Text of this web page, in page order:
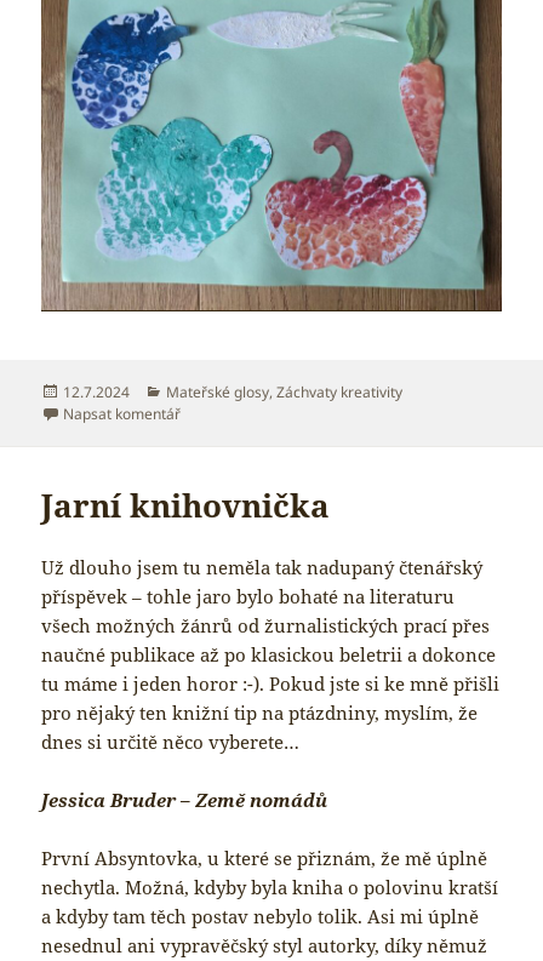
Publikováno:
12.7.2024 Rubriky:
Mateřské glosy,Záchvaty kreativity
Napsat komentářpro text s názvem Tisk bublinkovou fólií
Jarní knihovnička
Už dlouho jsem tu neměla tak nadupaný čtenářský
příspěvek – tohle jaro bylo bohaté na literaturu
všech možných žánrů od žurnalistických prací přes
naučné publikace až po klasickou beletrii a dokonce
tu máme i jeden horor :-). Pokud jste si ke mně přišli
pro nějaký ten knižní tip na ptázdniny, myslím, že
dnes si určitě něco vyberete…
Jessica Bruder – Země nomádů
První Absyntovka, u které se přiznám, že mě úplně
nechytla. Možná, kdyby byla kniha o polovinu kratší
a kdyby tam těch postav nebylo tolik. Asi mi úplně
nesednul ani vypravěčský styl autorky, díky němuž